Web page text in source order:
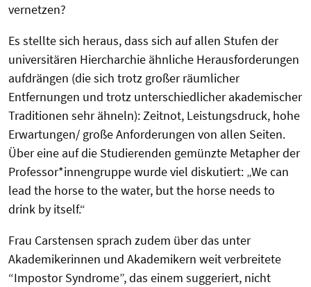
vernetzen?
Es stellte sich heraus, dass sich auf allen Stufen der
universitären Hiercharchie ähnliche Herausforderungen
aufdrängen (die sich trotz großer räumlicher
Entfernungen und trotz unterschiedlicher akademischer
Traditionen sehr ähneln): Zeitnot, Leistungsdruck, hohe
Erwartungen/ große Anforderungen von allen Seiten.
Über eine auf die Studierenden gemünzte Metapher der
Professor*innengruppe wurde viel diskutiert: „We can
lead the horse to the water, but the horse needs to
drink by itself.“
Frau Carstensen sprach zudem über das unter
Akademikerinnen und Akademikern weit verbreitete
“Impostor Syndrome”, das einem suggeriert, nicht